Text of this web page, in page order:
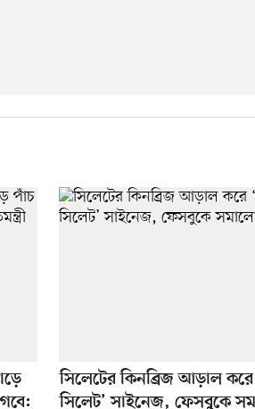
সিলেটের কিনব্রিজ আড়াল
সিলেট’ সাইনেজ, ফেসবুকে